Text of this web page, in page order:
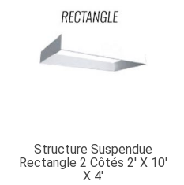
Structure Suspendue
Rectangle 2 Côtés 2′ X 10′
X 4′